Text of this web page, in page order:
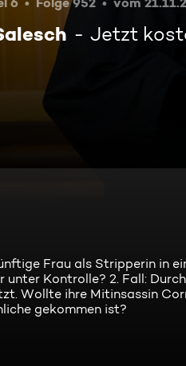
Jetzt
Frau als Stripperin in
Kontrolle? 2. Fall:
Wollte ihre Mitinsassin
gekommen ist?